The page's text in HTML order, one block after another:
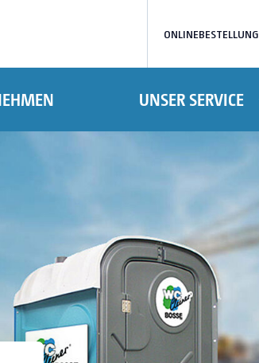
ONLINEBESTELLUNG
UNSER SERVICE